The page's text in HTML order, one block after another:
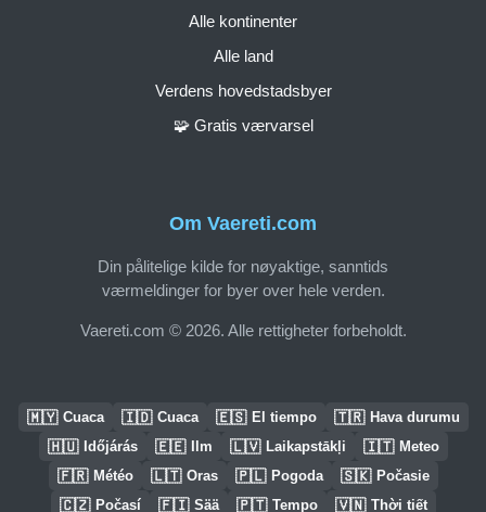
Om Vaereti.com
Din pålitelige kilde for nøyaktige, sanntids
værmeldinger for byer over hele verden.
Vaereti.com © 2026. Alle rettigheter forbeholdt.
Alle kontinenter
Alle land
Verdens hovedstadsbyer
🧩 Gratis værvarsel
🇲🇾 Cuaca 🇮🇩 Cuaca 🇪🇸 El tiempo 🇹🇷 Hava durumu
🇭🇺 Időjárás 🇪🇪 Ilm 🇱🇻 Laikapstākļi 🇮🇹 Meteo
🇫🇷 Météo 🇱🇹 Oras 🇵🇱 Pogoda 🇸🇰 Počasie
🇨🇿 Počasí 🇫🇮 Sää 🇵🇹 Tempo 🇻🇳 Thời tiết